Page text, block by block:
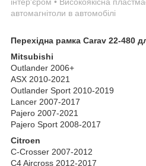
автомагнітоли в автомобілі
Перехідна рамка Carav 22-480
Mitsubishi
Outlander 2006+
ASX 2010-2021
Outlander Sport 2010-2019
Lancer 2007-2017
Pajero 2007-2021
Pajero Sport 2008-2017
Citroen
C-Crosser 2007-2012
C4 Aircross 2012-2017